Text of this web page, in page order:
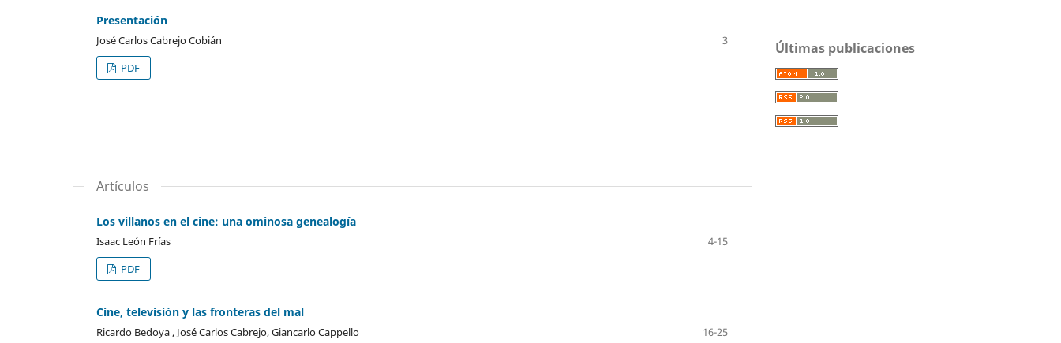
Presentación
José Carlos Cabrejo Cobián
3
PDF
Artículos
Los villanos en el cine: una ominosa genealogía
Isaac León Frías
4-15
PDF
Cine, televisión y las fronteras del mal
Ricardo Bedoya , José Carlos Cabrejo, Giancarlo Cappello
16-25
Últimas publicaciones